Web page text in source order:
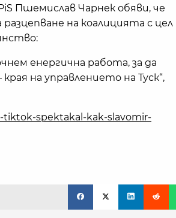
Пшемислав Чарнек обяви, че
на коалицията с цел
енергична работа, за да
на управлението на Туск“,
spektakal-kak-slavomir-